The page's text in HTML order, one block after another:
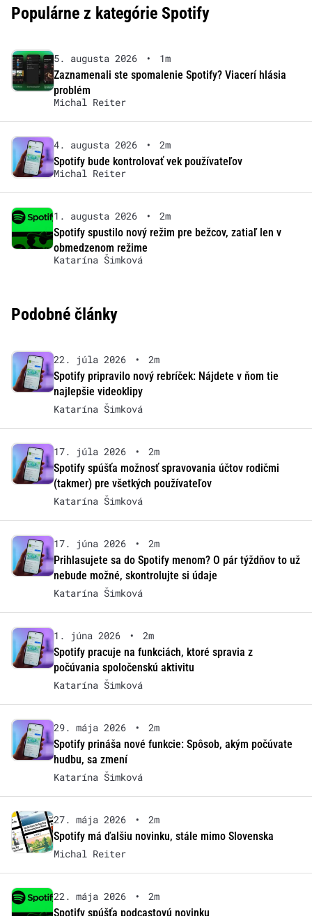
Populárne z kategórie Spotify
5. augusta 2026 •
1m
Zaznamenali ste spomalenie Spotify? Viacerí hlásia
problém
Michal Reiter
4. augusta 2026 •
2m
Spotify bude kontrolovať vek používateľov
Michal Reiter
1. augusta 2026 •
2m
Spotify spustilo nový režim pre bežcov, zatiaľ len v
obmedzenom režime
Katarína Šimková
Podobné články
22. júla 2026 •
2m
Spotify pripravilo nový rebríček: Nájdete v ňom tie
najlepšie videoklipy
Katarína Šimková
17. júla 2026 •
2m
Spotify spúšťa možnosť spravovania účtov rodičmi
(takmer) pre všetkých používateľov
Katarína Šimková
17. júna 2026 •
2m
Prihlasujete sa do Spotify menom? O pár týždňov to už
nebude možné, skontrolujte si údaje
Katarína Šimková
1. júna 2026 •
2m
Spotify pracuje na funkciách, ktoré spravia z
počúvania spoločenskú aktivitu
Katarína Šimková
29. mája 2026 •
2m
Spotify prináša nové funkcie: Spôsob, akým počúvate
hudbu, sa zmení
Katarína Šimková
27. mája 2026 •
2m
Spotify má ďalšiu novinku, stále mimo Slovenska
Michal Reiter
22. mája 2026 •
2m
Spotify spúšťa podcastovú novinku